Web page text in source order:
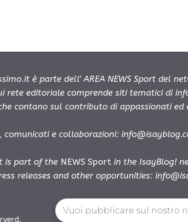
è parte dell' AREA NEWS Sport del
rete editoriale comprende siti tematici di
contano sul contributo di appassionati ed
comunicati e collaborazioni:
is part of the NEWS Sport in the IsayBlog!
releases and other opportunities:
Vuoi pubblicare sul nostro